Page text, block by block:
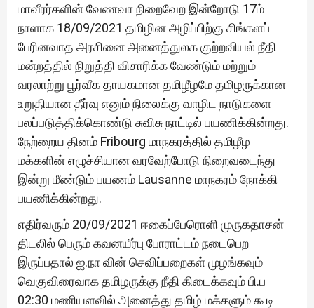
மாவீரர்களின் வேணவா நிறைவேற இன்றோடு 17ம்
நாளாக 18/09/2021 தமிழின அழிப்பிற்கு சிங்களப்
பேரினவாத அரசினை அனைத்துலக குற்றவியல் நீதி
மன்றத்தில் நிறுத்தி விசாரிக்க வேண்டும் மற்றும்
வரலாற்று பூர்வீக தாயகமான தமிழீழமே தமிழருக்கான
உறுதியான தீர்வு எனும் நிலைக்கு வாழிட நாடுகளை
பலப்படுத்திக்கொண்டு சுவிசு நாட்டில் பயணிக்கின்றது.
நேற்றைய தினம் Fribourg மாநகரத்தில் தமிழீழ
மக்களின் எழுச்சியான வரவேற்போடு நிறைவடைந்து
இன்று மீண்டும் பயணம் Lausanne மாநகரம் நோக்கி
பயணிக்கின்றது.
எதிர்வரும் 20/09/2021 ஈகைப்பேரொளி முருகதாசன்
திடலில் பெரும் கவனயீர்பு போராட்டம் நடைபெற
இருப்பதால் ஐ.நா வின் செவிப்பறைகள் முழங்கவும்
வெகுவிரைவாக தமிழருக்கு நீதி கிடைக்கவும் பி.ப
02:30 மணியளவில் அனைத்து தமிழ் மக்களும் கூடி